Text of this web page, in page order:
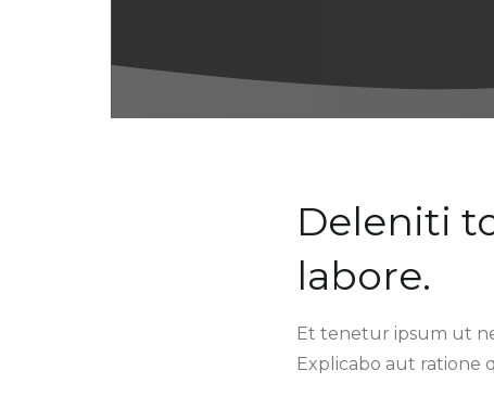
Deleniti
labore.
Et tenetur ipsum ut
Explicabo aut ratione